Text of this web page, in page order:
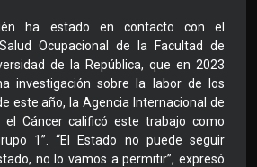
ha estado en contacto con el
Ocupacional de la Facultad de
de la República, que en 2023
investigación sobre la labor de los
este año, la Agencia Internacional de
el Cáncer calificó este trabajo como
1”. “El Estado no puede seguir
no lo vamos a permitir”, expresó